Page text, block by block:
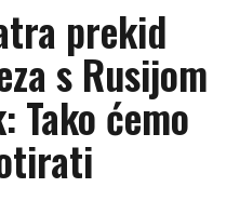
prekid
s Rusijom
Tako ćemo